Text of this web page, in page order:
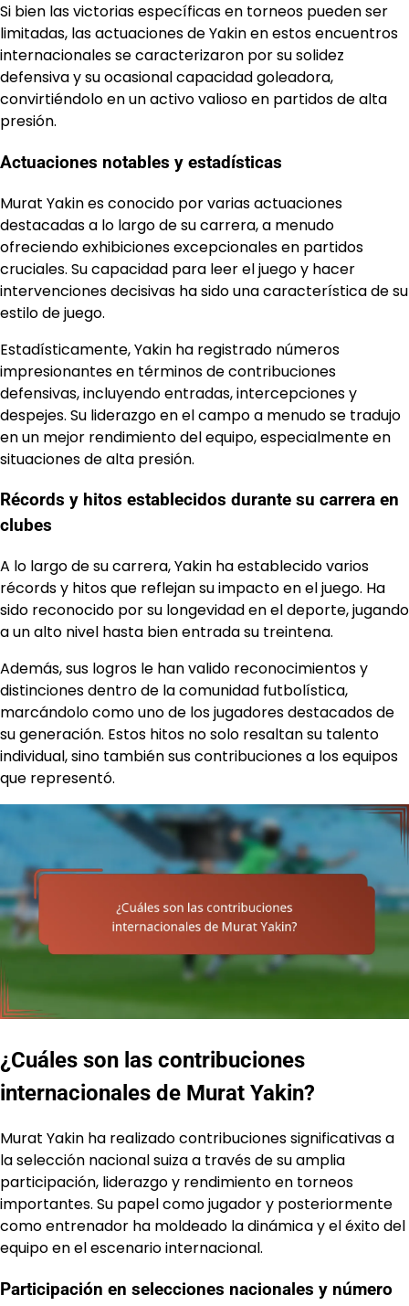
Si bien las victorias específicas en torneos pueden ser
limitadas, las actuaciones de Yakin en estos encuentros
internacionales se caracterizaron por su solidez
defensiva y su ocasional capacidad goleadora,
convirtiéndolo en un activo valioso en partidos de alta
presión.
Actuaciones notables y estadísticas
Murat Yakin es conocido por varias actuaciones
destacadas a lo largo de su carrera, a menudo
ofreciendo exhibiciones excepcionales en partidos
cruciales. Su capacidad para leer el juego y hacer
intervenciones decisivas ha sido una característica de su
estilo de juego.
Estadísticamente, Yakin ha registrado números
impresionantes en términos de contribuciones
defensivas, incluyendo entradas, intercepciones y
despejes. Su liderazgo en el campo a menudo se tradujo
en un mejor rendimiento del equipo, especialmente en
situaciones de alta presión.
Récords y hitos establecidos durante su carrera en
clubes
A lo largo de su carrera, Yakin ha establecido varios
récords y hitos que reflejan su impacto en el juego. Ha
sido reconocido por su longevidad en el deporte, jugando
a un alto nivel hasta bien entrada su treintena.
Además, sus logros le han valido reconocimientos y
distinciones dentro de la comunidad futbolística,
marcándolo como uno de los jugadores destacados de
su generación. Estos hitos no solo resaltan su talento
individual, sino también sus contribuciones a los equipos
que representó.
¿Cuáles son las contribuciones
internacionales de Murat Yakin?
Murat Yakin ha realizado contribuciones significativas a
la selección nacional suiza a través de su amplia
participación, liderazgo y rendimiento en torneos
importantes. Su papel como jugador y posteriormente
como entrenador ha moldeado la dinámica y el éxito del
equipo en el escenario internacional.
Participación en selecciones nacionales y número